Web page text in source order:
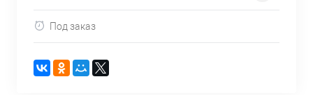
Под заказ